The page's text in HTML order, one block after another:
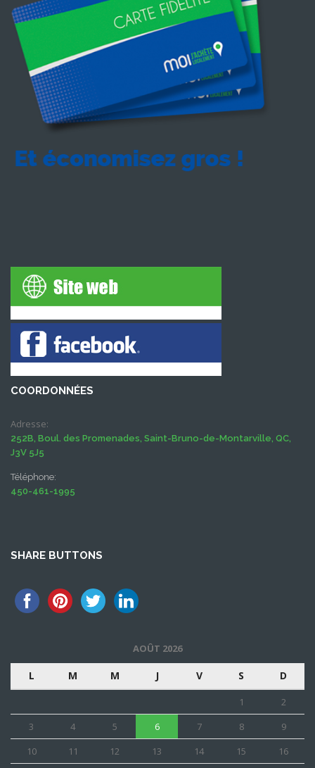
COORDONNÉES
Adresse:
252B, Boul. des Promenades, Saint-Bruno-de-Montarville, QC,
J3V 5J5
Téléphone:
450-461-1995
SHARE BUTTONS
AOÛT 2026
L M M J V S D
1
2
3
4 5 6 7 8
9
10
11 12 13 14 15
16